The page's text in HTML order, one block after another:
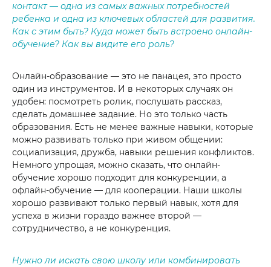
контакт — одна из самых важных потребностей
ребенка и одна из ключевых областей для развития.
Как с этим быть? Куда может быть встроено онлайн-
обучение? Как вы видите его роль?
Онлайн-образование — это не панацея, это просто
один из инструментов. И в некоторых случаях он
удобен: посмотреть ролик, послушать рассказ,
сделать домашнее задание. Но это только часть
образования. Есть не менее важные навыки, которые
можно развивать только при живом общении:
социализация, дружба, навыки решения конфликтов.
Немного упрощая, можно сказать, что онлайн-
обучение хорошо подходит для конкуренции, а
офлайн-обучение — для кооперации. Наши школы
хорошо развивают только первый навык, хотя для
успеха в жизни гораздо важнее второй —
сотрудничество, а не конкуренция.
Нужно ли искать свою школу или комбинировать